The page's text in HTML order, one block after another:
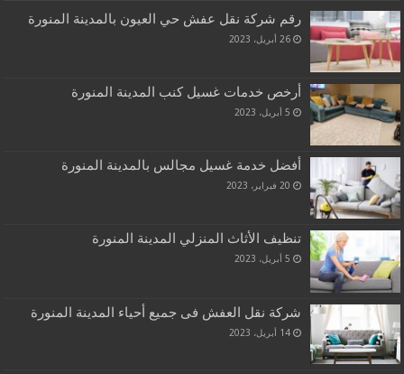
رقم شركة نقل عفش حي العيون بالمدينة المنورة
26 أبريل، 2023
أرخص خدمات غسيل كنب المدينة المنورة
5 أبريل، 2023
أفضل خدمة غسيل مجالس بالمدينة المنورة
20 فبراير، 2023
تنظيف الأثاث المنزلي المدينة المنورة
5 أبريل، 2023
شركة نقل العفش فى جميع أحياء المدينة المنورة
14 أبريل، 2023